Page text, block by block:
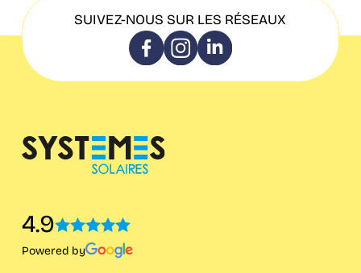
SUIVEZ-NOUS SUR LES RÉSEAUX
4.9
Powered by